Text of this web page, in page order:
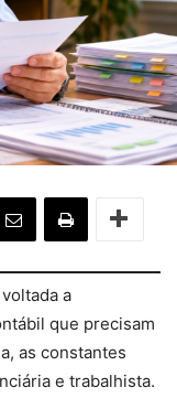
a
que precisam
as constantes
e trabalhista.